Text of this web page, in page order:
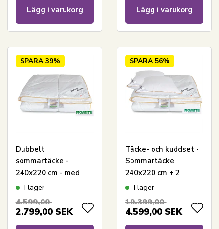
Lägg i varukorg Lägg i varukorg
SPARA 39%
Dubbelt
sommartäcke -
240x220 cm - med
100 % gåsdun - Borg
sommartäcke
I lager
4.599,00
2.799,00 SEK
SPARA 56%
Täcke- och kuddset -
Sommartäcke
240x220 cm + 2
kuddar med gåsdun -
I lager
10.399,00
4.599,00 SEK